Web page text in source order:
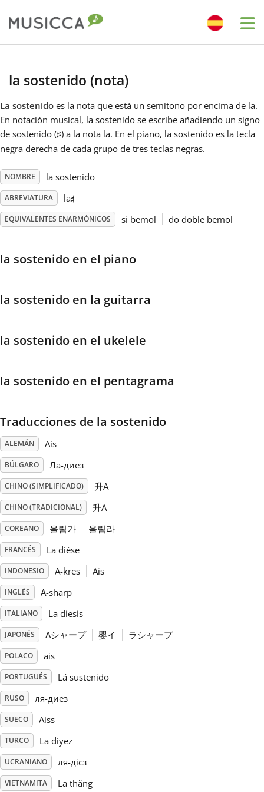
Dansk
Deutsch
English
Português
Русский
Svenska
Українська
简体中文
繁體中文
la sostenido (nota)
La sostenido es la nota que está un semitono por encima de la.
En notación musical, la sostenido se escribe añadiendo un signo
de sostenido (♯) a la nota la. En el piano, la sostenido es la tecla
negra derecha de cada grupo de tres teclas negras.
NOMBRE la sostenido
ABREVIATURA la♯
EQUIVALENTES ENARMÓNICOS si bemol do doble bemol
la sostenido en el piano
la sostenido en la guitarra
la sostenido en el ukelele
la sostenido en el pentagrama
Traducciones de la sostenido
ALEMÁN Ais
BÚLGARO Ла-диез
CHINO (SIMPLIFICADO) 升A
CHINO (TRADICIONAL) 升A
COREANO 올림가 올림라
FRANCÉS La dièse
INDONESIO A-kres Ais
INGLÉS A-sharp
ITALIANO La diesis
JAPONÉS Aシャープ 嬰イ ラシャープ
POLACO ais
PORTUGUÉS Lá sustenido
RUSO ля-диез
SUECO Aiss
TURCO La diyez
UCRANIANO ля-дієз
VIETNAMITA La thăng